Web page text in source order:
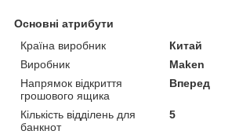
Основні атрибути
Країна виробник
Китай
Виробник
Maken
Напрямок відкриття
грошового ящика
Вперед
Кількість відділень для
банкнот
5